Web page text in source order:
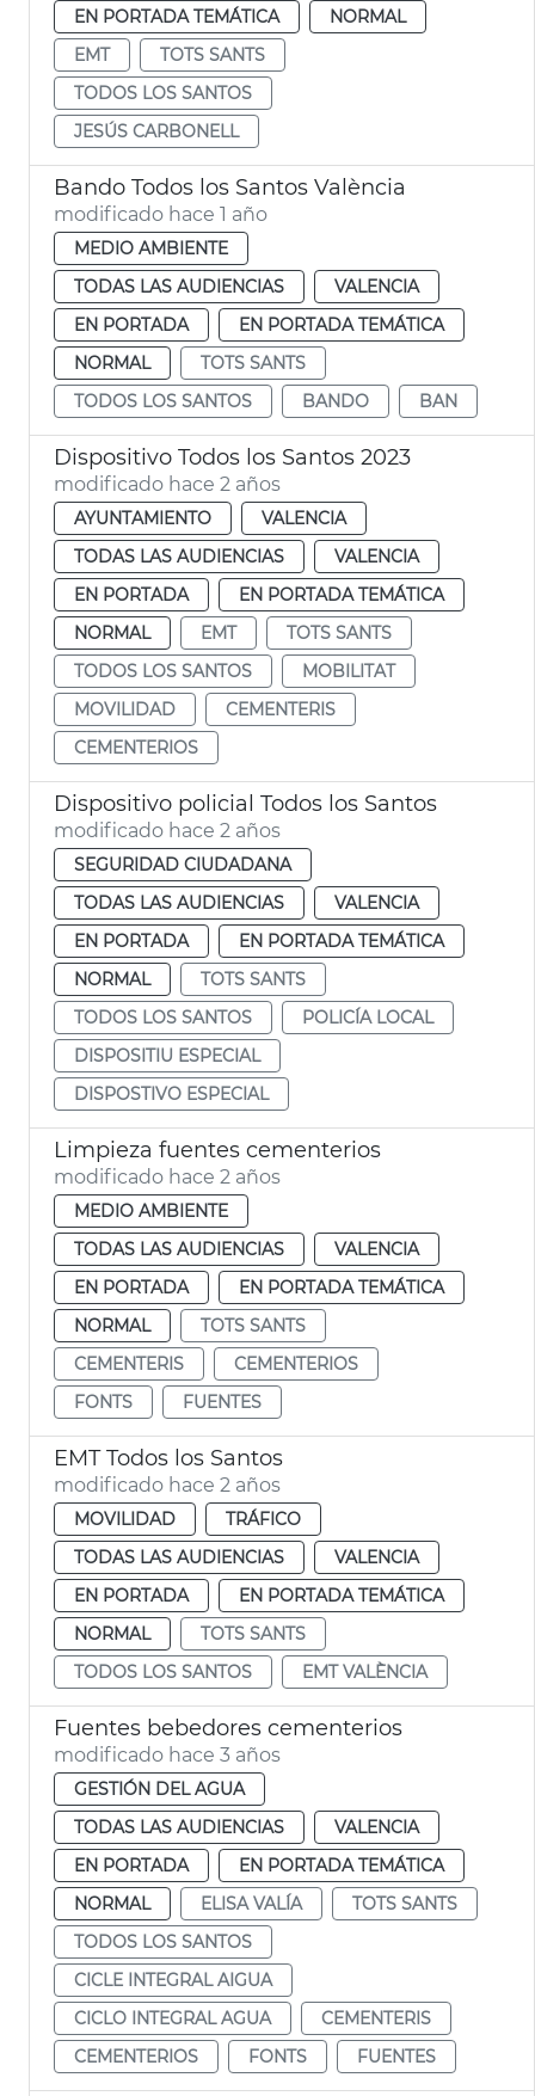
EN PORTADA TEMÁTICA
NORMAL
EMT
TOTS SANTS
TODOS LOS SANTOS
JESÚS CARBONELL
Bando Todos los Santos València
modificado hace 1 año
MEDIO AMBIENTE
TODAS LAS AUDIENCIAS
VALENCIA
EN PORTADA
EN PORTADA TEMÁTICA
NORMAL
TOTS SANTS
TODOS LOS SANTOS
BANDO BAN
Dispositivo Todos los Santos 2023
modificado hace 2 años
AYUNTAMIENTO
VALENCIA
TODAS LAS AUDIENCIAS
VALENCIA
EN PORTADA
EN PORTADA TEMÁTICA
NORMAL
EMT
TOTS SANTS
TODOS LOS SANTOS
MOBILITAT
MOVILIDAD
CEMENTERIS
CEMENTERIOS
Dispositivo policial Todos los Santos
modificado hace 2 años
SEGURIDAD CIUDADANA
TODAS LAS AUDIENCIAS
VALENCIA
EN PORTADA
EN PORTADA TEMÁTICA
NORMAL
TOTS SANTS
TODOS LOS SANTOS
POLICÍA LOCAL
DISPOSITIU ESPECIAL
DISPOSTIVO ESPECIAL
Limpieza fuentes cementerios
modificado hace 2 años
MEDIO AMBIENTE
TODAS LAS AUDIENCIAS
VALENCIA
EN PORTADA
EN PORTADA TEMÁTICA
NORMAL
TOTS SANTS
CEMENTERIS
CEMENTERIOS
FONTS
FUENTES
EMT Todos los Santos
modificado hace 2 años
MOVILIDAD
TRÁFICO
TODAS LAS AUDIENCIAS
VALENCIA
EN PORTADA
EN PORTADA TEMÁTICA
NORMAL
TOTS SANTS
TODOS LOS SANTOS
EMT VALÈNCIA
Fuentes bebedores cementerios
modificado hace 3 años
GESTIÓN DEL AGUA
TODAS LAS AUDIENCIAS
VALENCIA
EN PORTADA
EN PORTADA TEMÁTICA
NORMAL
ELISA VALÍA
TOTS SANTS
TODOS LOS SANTOS
CICLE INTEGRAL AIGUA
CICLO INTEGRAL AGUA
CEMENTERIS
CEMENTERIOS
FONTS FUENTES